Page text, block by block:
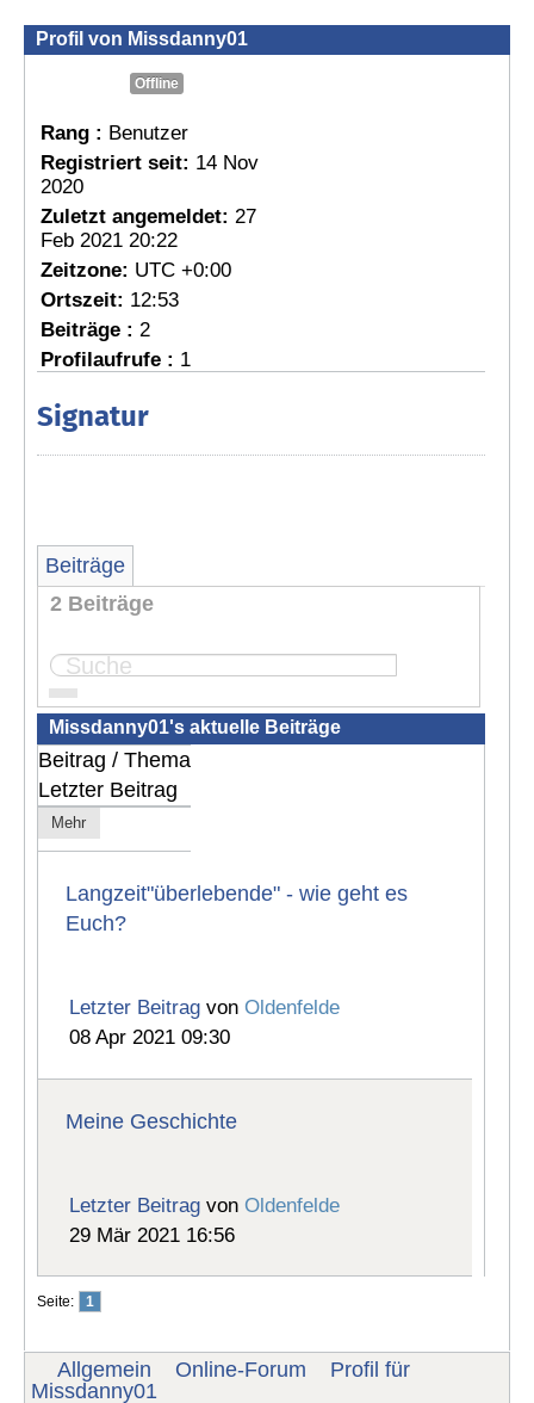
Profil von Missdanny01
Offline
Rang : Benutzer
Registriert seit: 14 Nov
2020
Zuletzt angemeldet: 27
Feb 2021 20:22
Zeitzone: UTC +0:00
Ortszeit: 12:53
Beiträge : 2
Profilaufrufe : 1
Signatur
Beiträge
2 Beiträge
Seite:
Missdanny01's aktuelle Beiträge
Beitrag / Thema
Letzter Beitrag
Mehr
Langzeit"überlebende" - wie geht es
Euch?
Letzter Beitrag vonOldenfelde
08 Apr 2021 09:30
Meine Geschichte
Letzter Beitrag vonOldenfelde
29 Mär 2021 16:56
Seite: 1
Allgemein Online-Forum
Profil für
Missdanny01